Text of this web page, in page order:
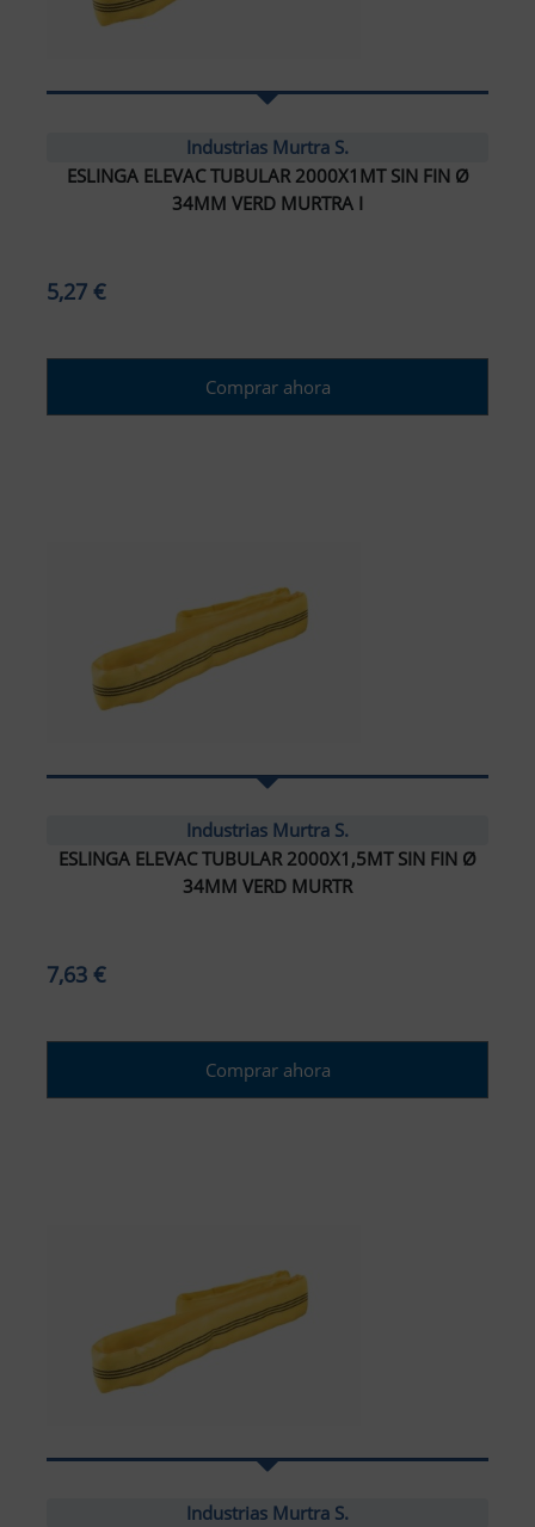
Industrias Murtra S.
ESLINGA ELEVAC TUBULAR 2000X1MT SIN FIN Ø
34MM VERD MURTRA I
5,27 €
Comprar ahora
Industrias Murtra S.
ESLINGA ELEVAC TUBULAR 2000X1,5MT SIN FIN Ø
34MM VERD MURTR
7,63 €
Comprar ahora
Industrias Murtra S.